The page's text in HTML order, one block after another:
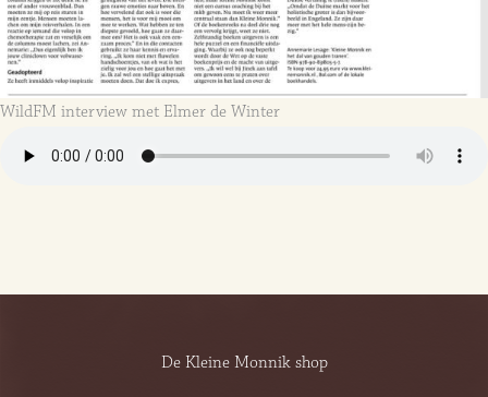
WildFM interview met Elmer de Winter
De Kleine Monnik shop